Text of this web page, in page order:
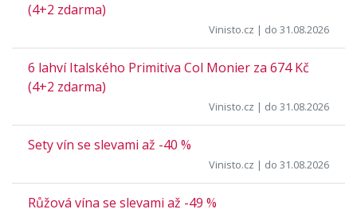
(4+2 zdarma)
Vinisto.cz | do 31.08.2026
6 lahví Italského Primitiva Col Monier za 674 Kč
(4+2 zdarma)
Vinisto.cz | do 31.08.2026
Sety vín se slevami až -40 %
Vinisto.cz | do 31.08.2026
Růžová vína se slevami až -49 %